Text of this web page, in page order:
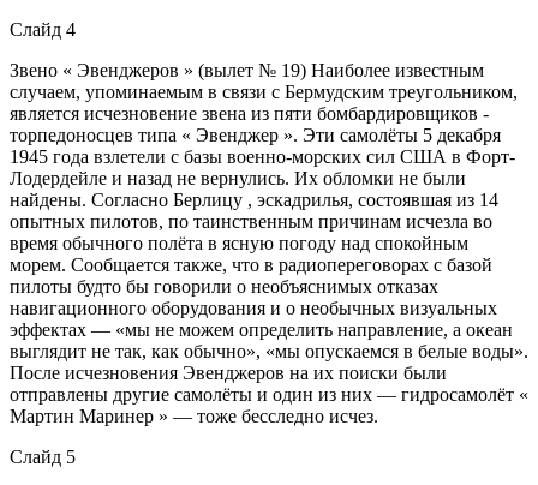
Слайд 4
Звено « Эвенджеров » (вылет № 19) Наиболее известным
случаем, упоминаемым в связи с Бермудским треугольником,
является исчезновение звена из пяти бомбардировщиков -
торпедоносцев типа « Эвенджер ». Эти самолёты 5 декабря
1945 года взлетели с базы военно-морских сил США в Форт-
Лодердейле и назад не вернулись. Их обломки не были
найдены. Согласно Берлицу , эскадрилья, состоявшая из 14
опытных пилотов, по таинственным причинам исчезла во
время обычного полёта в ясную погоду над спокойным
морем. Сообщается также, что в радиопереговорах с базой
пилоты будто бы говорили о необъяснимых отказах
навигационного оборудования и о необычных визуальных
эффектах — «мы не можем определить направление, а океан
выглядит не так, как обычно», «мы опускаемся в белые воды».
После исчезновения Эвенджеров на их поиски были
отправлены другие самолёты и один из них — гидросамолёт «
Мартин Маринер » — тоже бесследно исчез.
Слайд 5